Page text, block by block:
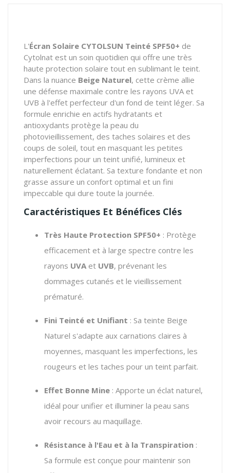
L'Écran Solaire CYTOLSUN Teinté SPF50+ de
Cytolnat est un soin quotidien qui offre une très
haute protection solaire tout en sublimant le teint.
Dans la nuance Beige Naturel, cette crème allie
une défense maximale contre les rayons UVA et
UVB à l'effet perfecteur d'un fond de teint léger. Sa
formule enrichie en actifs hydratants et
antioxydants protège la peau du
photovieillissement, des taches solaires et des
coups de soleil, tout en masquant les petites
imperfections pour un teint unifié, lumineux et
naturellement éclatant. Sa texture fondante et non
grasse assure un confort optimal et un fini
impeccable qui dure toute la journée.
Caractéristiques Et Bénéfices Clés
Très Haute Protection SPF50+ : Protège
efficacement et à large spectre contre les
rayons UVA et UVB, prévenant les
dommages cutanés et le vieillissement
prématuré.
Fini Teinté et Unifiant : Sa teinte Beige
Naturel s'adapte aux carnations claires à
moyennes, masquant les imperfections, les
rougeurs et les taches pour un teint parfait.
Effet Bonne Mine : Apporte un éclat naturel,
idéal pour unifier et illuminer la peau sans
avoir recours au maquillage.
Résistance à l'Eau et à la Transpiration :
Sa formule est conçue pour maintenir son